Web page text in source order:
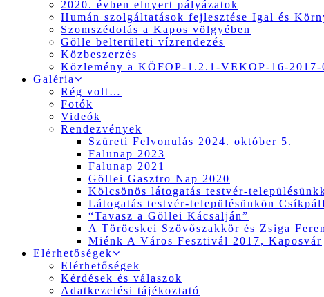
2020. évben elnyert pályázatok
Humán szolgáltatások fejlesztése Igal és
Szomszédolás a Kapos völgyében
Gölle belterületi vízrendezés
Közbeszerzés
Közlemény a KÖFOP-1.2.1-VEKOP-16-2017-
Galéria
Rég volt…
Fotók
Videók
Rendezvények
Szüreti Felvonulás 2024. október 5.
Falunap 2023
Falunap 2021
Göllei Gasztro Nap 2020
Kölcsönös látogatás testvér-
Látogatás testvér-településünkön
“Tavasz a Göllei Kácsalján”
A Töröcskei Szövőszakkör és Zsiga
Miénk A Város Fesztivál 2017, Kaposvár
Elérhetőségek
Elérhetőségek
Kérdések és válaszok
Adatkezelési tájékoztató